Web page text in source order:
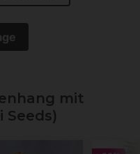
mit
Seeds)